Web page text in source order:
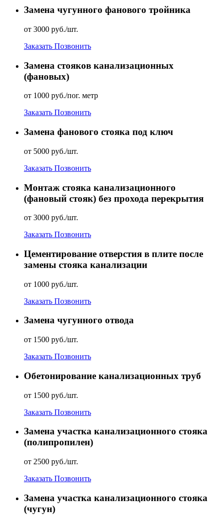
Замена чугунного фанового тройника
от 3000 руб./шт.
Заказать Позвонить
Замена стояков канализационных
(фановых)
от 1000 руб./пог. метр
Заказать Позвонить
Замена фанового стояка под ключ
от 5000 руб./шт.
Заказать Позвонить
Монтаж стояка канализационного
(фановый стояк) без прохода перекрытия
от 3000 руб./шт.
Заказать Позвонить
Цементирование отверстия в плите после
замены стояка канализации
от 1000 руб./шт.
Заказать Позвонить
Замена чугунного отвода
от 1500 руб./шт.
Заказать Позвонить
Обетонирование канализационных труб
от 1500 руб./шт.
Заказать Позвонить
Замена участка канализационного стояка
(полипропилен)
от 2500 руб./шт.
Заказать Позвонить
Замена участка канализационного стояка
(чугун)